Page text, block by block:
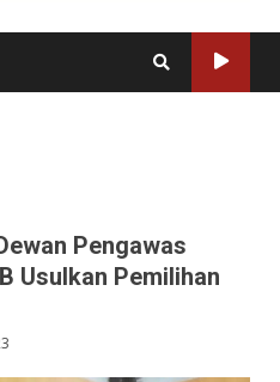
Pengawas
Usulkan Pemilihan